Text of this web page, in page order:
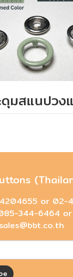
or 02-
344-6464